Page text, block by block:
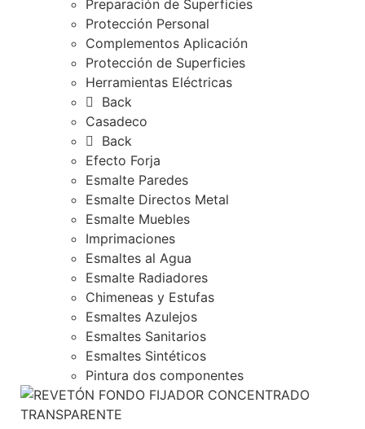
Preparación de Superficies
Protección Personal
Complementos Aplicación
Protección de Superficies
Herramientas Eléctricas
Back
Casadeco
Back
Efecto Forja
Esmalte Paredes
Esmalte Directos Metal
Esmalte Muebles
Imprimaciones
Esmaltes al Agua
Esmalte Radiadores
Chimeneas y Estufas
Esmaltes Azulejos
Esmaltes Sanitarios
Esmaltes Sintéticos
Pintura dos componentes